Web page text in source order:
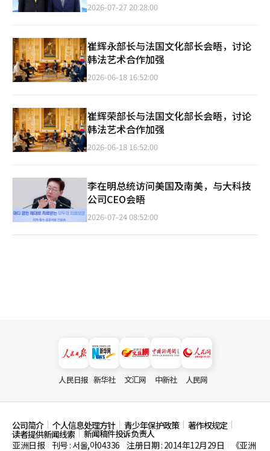
2026-07-27 20:28:00
崔辉永部长与法国文化部长会晤，讨论
韩法艺术合作加强
2026-06-18 16:52:00
崔辉荣部长与法国文化部长会晤，讨论
韩法艺术合作加强
2026-06-18 16:52:00
李在明总统访问美国及南美，与大科技
公司CEO会晤
2026-07-24 08:52:00
人民日报 新华社 文汇网 中新社 人民网
公司简介 个人信息处理方针 青少年保护政策 著作权规定
读者提供新闻线索
新闻稿件投诉负责人
亚洲日报
刊号 : 서울,아04336 注册日期 : 2014年12月29日 《亚洲